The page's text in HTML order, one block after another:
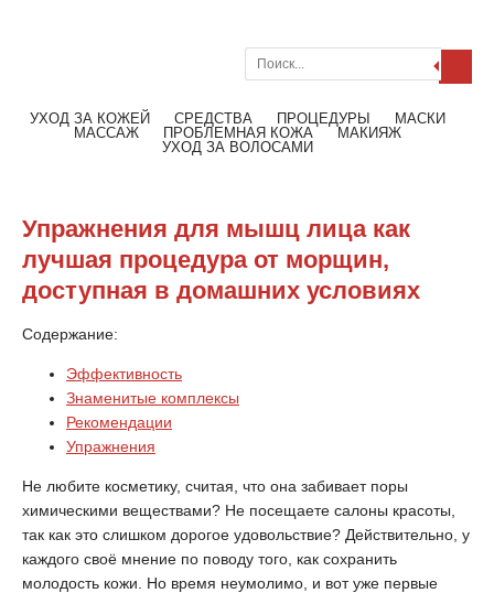
УХОД ЗА КОЖЕЙ СРЕДСТВА ПРОЦЕДУРЫ
МАСКИ
МАССАЖ
ПРОБЛЕМНАЯ КОЖА
МАКИЯЖ
УХОД ЗА ВОЛОСАМИ
Упражнения для мышц лица как
лучшая процедура от морщин,
доступная в домашних условиях
Содержание:
Эффективность
Знаменитые комплексы
Рекомендации
Упражнения
Не любите косметику, считая, что она забивает поры
химическими веществами? Не посещаете салоны красоты,
так как это слишком дорогое удовольствие? Действительно, у
каждого своё мнение по поводу того, как сохранить
молодость кожи. Но время неумолимо, и вот уже первые